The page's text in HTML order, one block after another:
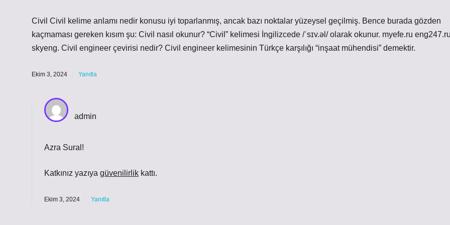
Civil Civil kelime anlamı nedir konusu iyi toparlanmış, ancak bazı noktalar yüzeysel geçilmiş. Bence burada gözden
kaçmaması gereken kısım şu: Civil nasıl okunur? “Civil” kelimesi İngilizcede /ˈsɪv.əl/ olarak okunur. myefe.ru
skyeng. Civil engineer çevirisi nedir? Civil engineer kelimesinin Türkçe karşılığı “inşaat mühendisi” demektir.
Ekim 3, 2024 Yanıtla
admin
Azra Sural!
Katkınız yazıya güvenilirlik kattı.
Ekim 3, 2024 Yanıtla